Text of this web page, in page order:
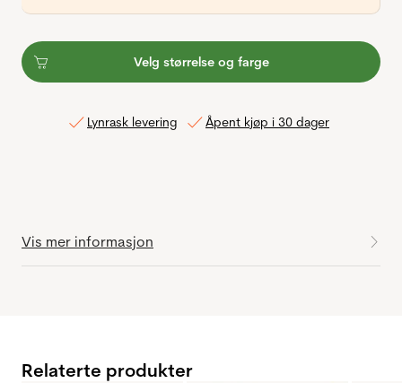
Velg størrelse og farge
Lynrask levering Åpent kjøp i 30 dager
Vis mer informasjon
Relaterte produkter